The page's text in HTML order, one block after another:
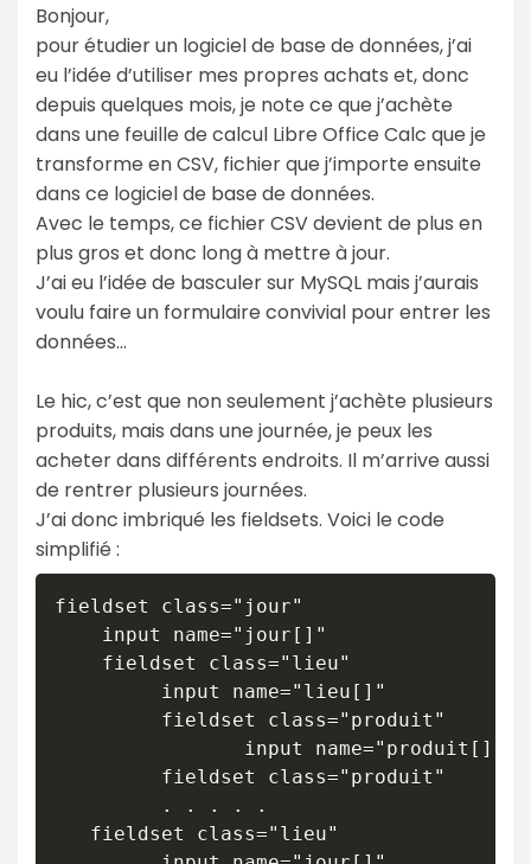
Bonjour,
pour étudier un logiciel de base de données, j’ai
eu l’idée d’utiliser mes propres achats et, donc
depuis quelques mois, je note ce que j’achète
dans une feuille de calcul Libre Office Calc que je
transforme en CSV, fichier que j’importe ensuite
dans ce logiciel de base de données.
Avec le temps, ce fichier CSV devient de plus en
plus gros et donc long à mettre à jour.
J’ai eu l’idée de basculer sur MySQL mais j’aurais
voulu faire un formulaire convivial pour entrer les
données…
Le hic, c’est que non seulement j’achète plusieurs
produits, mais dans une journée, je peux les
acheter dans différents endroits. Il m’arrive aussi
de rentrer plusieurs journées.
J’ai donc imbriqué les fieldsets. Voici le code
simplifié :
fieldset class="jour"
    input name="jour[]"
    fieldset class="lieu"
         input name="lieu[]"
         fieldset class="produit"
                input name="produit[]"
         fieldset class="produit"
         . . . . .
   fieldset class="lieu"